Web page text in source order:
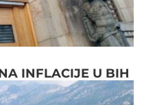
INFLACIJE U BIH